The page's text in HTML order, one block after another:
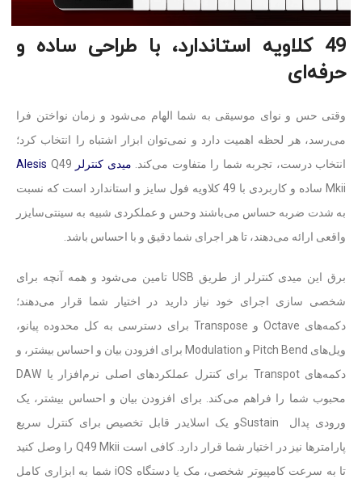
49 کلاویه استاندارد، با طراحی ساده و
حرفه‌ای
وقتی حس و نوای موسیقی به شما الهام می‌شود و زمان نواختن فرا
می‌رسد، هر لحظه اهمیت دارد و نمی‌توان ابزار اشتباه را انتخاب کرد؛
انتخاب درست، تجربه شما را متفاوت می‌کند. میدی کنترلر Alesis Q49
Mkii ساده و کاربردی با 49 کلاویه فول سایز و استاندارد است که نسبت
به شدت ضربه حساس می‌باشند وحس و عملکردی شبیه به سینتی‌سایزر
واقعی ارائه می‌دهند، تا هر اجرای شما دقیق و با احساس باشد.
برق این میدی کنترلر از طریق USB تامین می‌شود و همه آنچه برای
شخصی سازی اجرای خود نیاز دارید در اختیار شما قرار می‌دهند؛
دکمه‌های Octave و Transpose برای دسترسی به کل محدوده پیانو،
ویل‌های Pitch Bend و Modulation برای افزودن بیان و احساس بیشتر، و
دکمه‌های Transpot برای کنترل عملکردهای اصلی نرم‌افزار یا DAW
محبوب شما را فراهم می‌کند. برای افزودن بیان و احساس بیشتر، یک
ورودی پدال Sustainو یک اسلایدر قابل تخصیص برای کنترل سریع
پارامترها نیز در اختیار شما قرار دارد. کافی است Q49 Mkii را وصل کنید
تا به سرعت کامپیوتر شخصی، مک یا دستگاه iOS شما به ابزاری کامل